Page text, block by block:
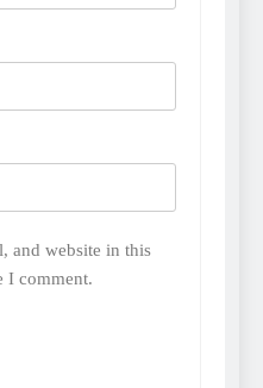
and website in this
I comment.